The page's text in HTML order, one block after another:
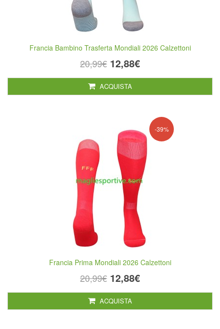
Francia Bambino Trasferta Mondiali 2026 Calzettoni
20,99€ 12,88€
ACQUISTA
-39%
Francia Prima Mondiali 2026 Calzettoni
20,99€ 12,88€
ACQUISTA